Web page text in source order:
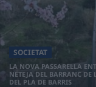
SOCIETAT
LA NOVA PASSAREL·LA
NETEJA DEL BARRANC DE
DEL PLA DE BARRIS